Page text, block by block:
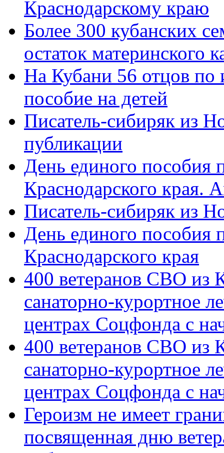
Краснодарскому краю
Более 300 кубанских
остаток материнского
На Кубани 56 отцов по
пособие на детей
Писатель-сибиряк из
публикации
День единого пособия
Краснодарского края.
Писатель-сибиряк из
День единого пособия
Краснодарского края
400 ветеранов СВО из
санаторно-курортное
центрах Соцфонда с
400 ветеранов СВО из
санаторно-курортное
центрах Соцфонда с
Героизм не имеет
посвященная дню